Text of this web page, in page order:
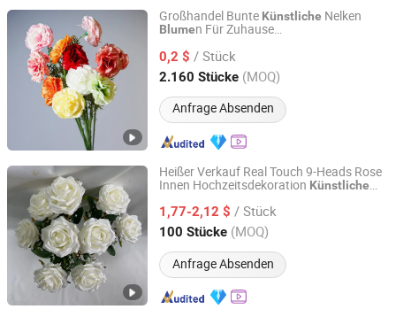
Großhandel Bunte Künstliche Nelken
Blumen Für Zuhause
Blumen
0,2 $ / Stück
2.160 Stücke (MOQ)
Anfrage Absenden
Shenzhen Fayfun Crafts Co., Ltd.
Guangdong, China Seit 2023
Heißer Verkauf Real Touch 9-Heads Rose
Innen Hochzeitsdekoration Künstliche
1,77-2,12 $ / Stück
100 Stücke (MOQ)
Anfrage Absenden
Cangzhou Guangsu E-COMMERCE Co., Ltd.
Hebei, China Seit 2023